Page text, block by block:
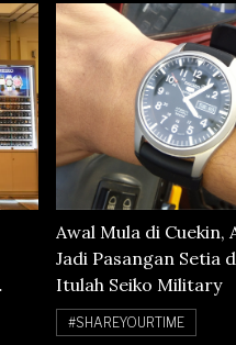
Awal Mula di Cuekin,
Jadi Pasangan Setia
Itulah Seiko Military
#SHAREYOURTIME